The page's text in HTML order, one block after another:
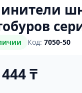
Код:7050-50
₸